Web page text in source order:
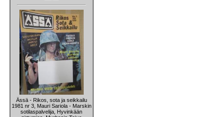
Ässä - Rikos, sota ja seikkailu
1981 nr 3, Mauri Sariola - Marskin
sotilaspalvelija, Hyvinkään